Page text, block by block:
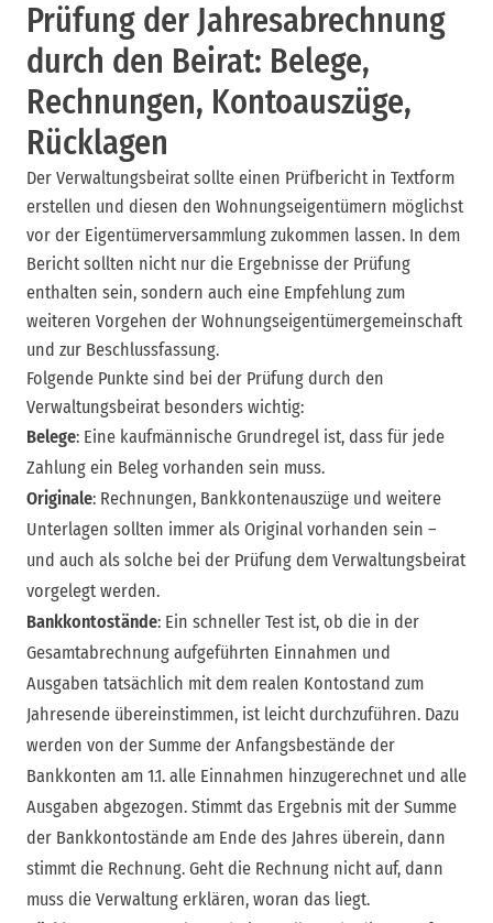
Prüfung der Jahresabrechnung
durch den Beirat: Belege,
Rechnungen, Kontoauszüge,
Rücklagen
Der Verwaltungsbeirat sollte einen Prüfbericht in Textform
erstellen und diesen den Wohnungseigentümern möglichst
vor der Eigentümerversammlung zukommen lassen. In dem
Bericht sollten nicht nur die Ergebnisse der Prüfung
enthalten sein, sondern auch eine Empfehlung zum
weiteren Vorgehen der Wohnungseigentümergemeinschaft
und zur Beschlussfassung.
Folgende Punkte sind bei der Prüfung durch den
Verwaltungsbeirat besonders wichtig:
Belege: Eine kaufmännische Grundregel ist, dass für jede
Zahlung ein Beleg vorhanden sein muss.
Originale: Rechnungen, Bankkontenauszüge und weitere
Unterlagen sollten immer als Original vorhanden sein –
und auch als solche bei der Prüfung dem Verwaltungsbeirat
vorgelegt werden.
Bankkontostände: Ein schneller Test ist, ob die in der
Gesamtabrechnung aufgeführten Einnahmen und
Ausgaben tatsächlich mit dem realen Kontostand zum
Jahresende übereinstimmen, ist leicht durchzuführen. Dazu
werden von der Summe der Anfangsbestände der
Bankkonten am 1.1. alle Einnahmen hinzugerechnet und alle
Ausgaben abgezogen. Stimmt das Ergebnis mit der Summe
der Bankkontostände am Ende des Jahres überein, dann
stimmt die Rechnung. Geht die Rechnung nicht auf, dann
muss die Verwaltung erklären, woran das liegt.